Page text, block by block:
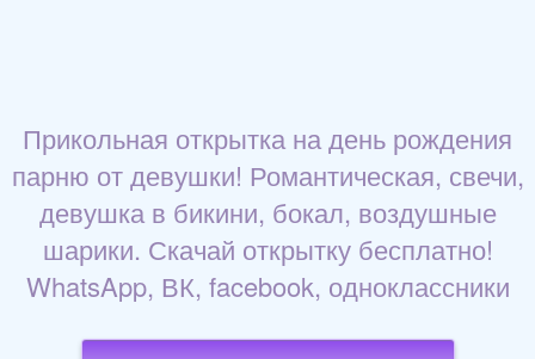
Прикольная открытка на день рождения
парню от девушки! Романтическая, свечи,
девушка в бикини, бокал, воздушные
шарики. Скачай открытку бесплатно!
WhatsApp, ВК, facebook, одноклассники